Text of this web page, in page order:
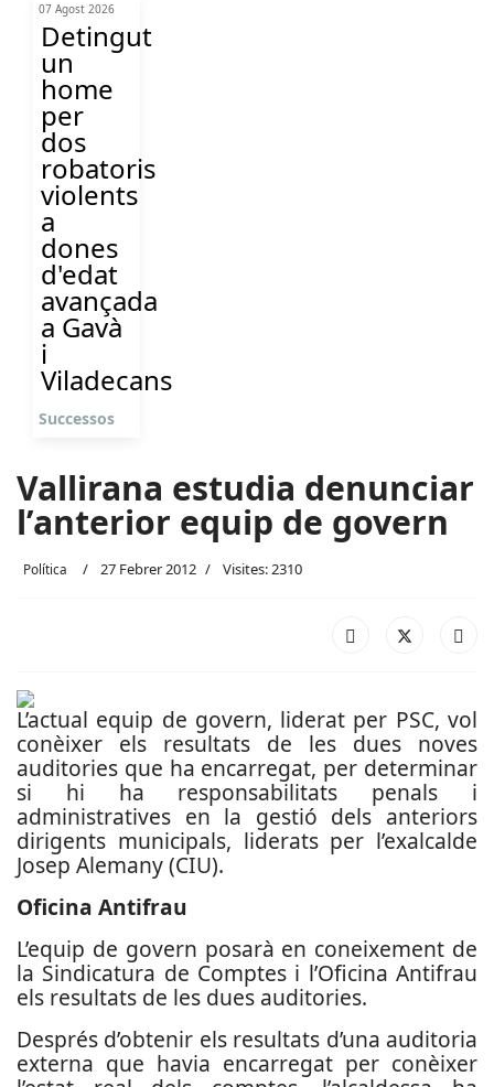
07 Agost 2026
Detingut
un
home
per
dos
robatoris
violents
a
dones
d'edat
avançada
a Gavà
i
Viladecans
Successos
Vallirana estudia denunciar
l’anterior equip de govern
Política 27 Febrer 2012 Visites: 2310
L’actual equip de govern, liderat per PSC, vol
conèixer els resultats de les dues noves
auditories que ha encarregat, per determinar
si hi ha responsabilitats penals i
administratives en la gestió dels anteriors
dirigents municipals, liderats per l’exalcalde
Josep Alemany (CIU).
Oficina Antifrau
L’equip de govern posarà en coneixement de
la Sindicatura de Comptes i l’Oficina Antifrau
els resultats de les dues auditories.
Després d’obtenir els resultats d’una auditoria
externa que havia encarregat per conèixer